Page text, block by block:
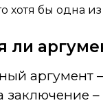
хотя бы одна
ли
аргумент
заключение